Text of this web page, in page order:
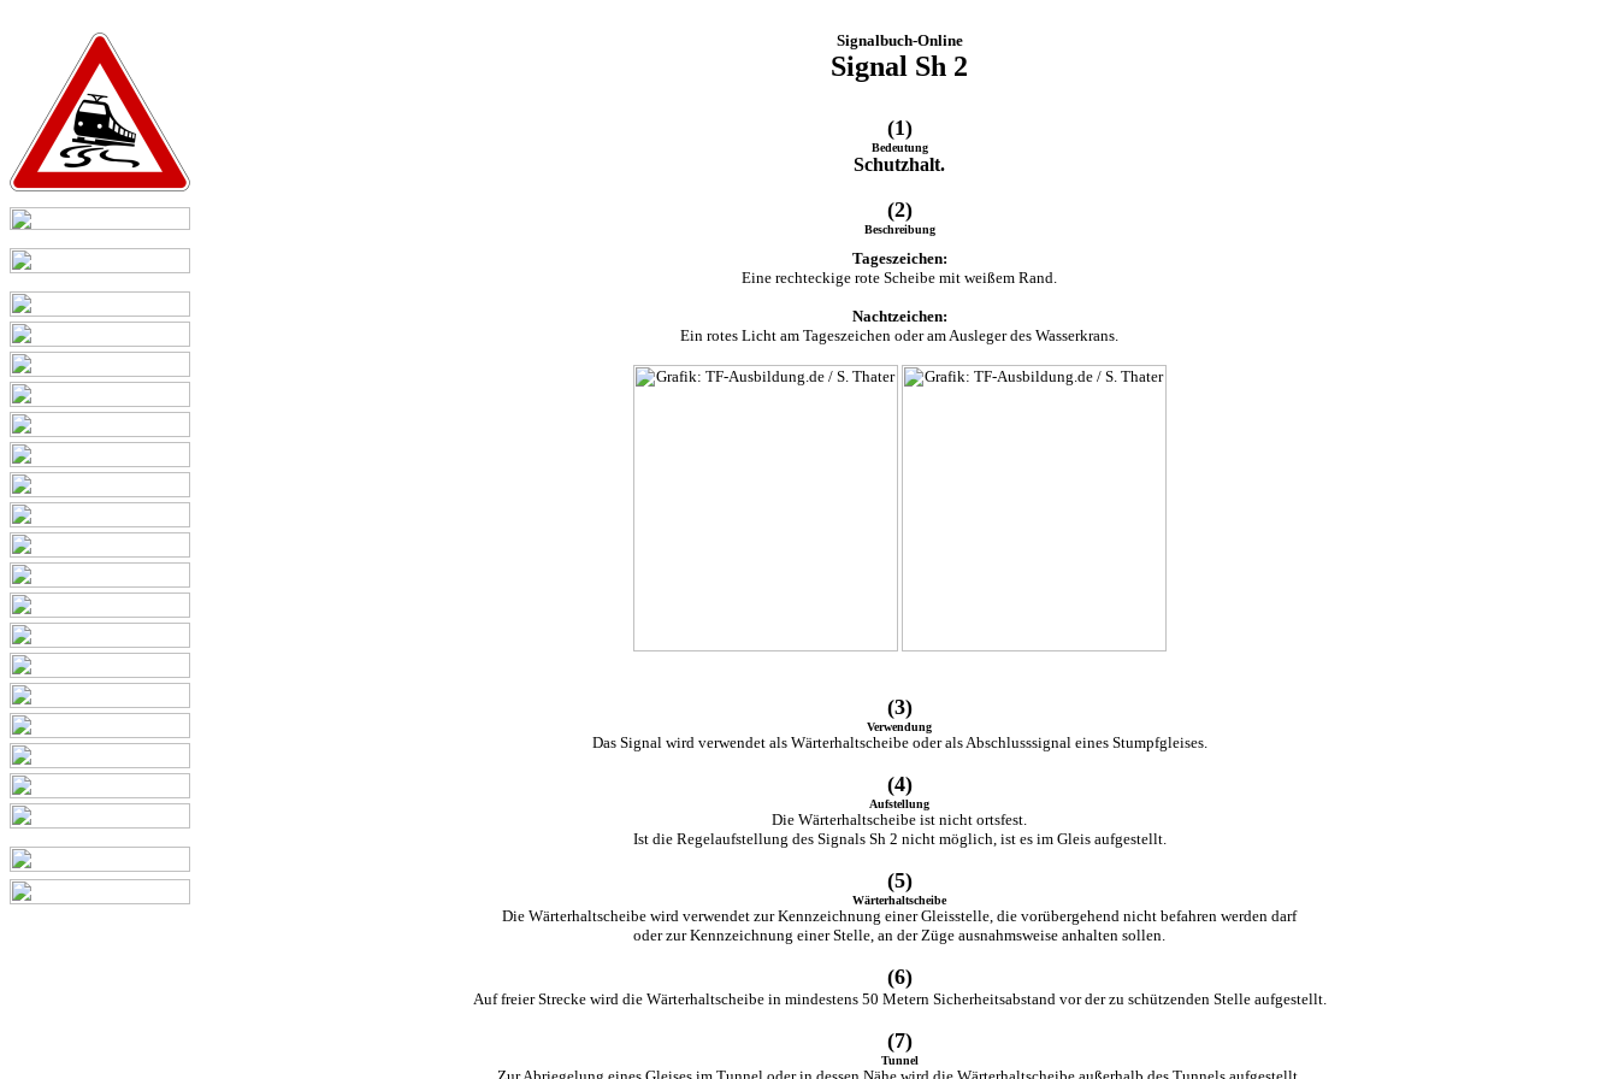
Signalbuch-Online
Signal Sh 2
(1)
Bedeutung
Schutzhalt.
(2)
Beschreibung
Tageszeichen:
Eine rechteckige rote Scheibe mit weißem Rand.
Nachtzeichen:
Ein rotes Licht am Tageszeichen oder am Ausleger des Wasserkrans.
(3)
Verwendung
Das Signal wird verwendet als Wärterhaltscheibe oder als Abschlusssignal eines Stumpfgleises.
(4)
Aufstellung
Die Wärterhaltscheibe ist nicht ortsfest.
Ist die Regelaufstellung des Signals Sh 2 nicht möglich, ist es im Gleis aufgestellt.
(5)
Wärterhaltscheibe
Die Wärterhaltscheibe wird verwendet zur Kennzeichnung einer Gleisstelle, die vorübergehend nicht befahren werden darf
oder zur Kennzeichnung einer Stelle, an der Züge ausnahmsweise anhalten sollen.
(6)
Auf freier Strecke wird die Wärterhaltscheibe in mindestens 50 Metern Sicherheitsabstand vor der zu schützenden Stelle aufgestellt.
(7)
Tunnel